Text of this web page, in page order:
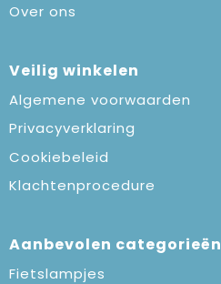
Over ons
Veilig winkelen
Algemene voorwaarden
Privacyverklaring
Cookiebeleid
Klachtenprocedure
Aanbevolen categorieën
Fietslampjes